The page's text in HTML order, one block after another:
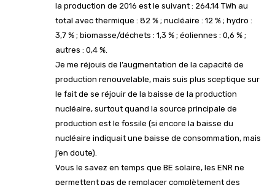
la production de 2016 est le suivant : 264,14 TWh au
total avec thermique : 82 % ; nucléaire : 12 % ; hydro :
3,7 % ; biomasse/déchets : 1,3 % ; éoliennes : 0,6 % ;
autres : 0,4 %.
Je me réjouis de l’augmentation de la capacité de
production renouvelable, mais suis plus sceptique sur
le fait de se réjouir de la baisse de la production
nucléaire, surtout quand la source principale de
production est le fossile (si encore la baisse du
nucléaire indiquait une baisse de consommation, mais
j’en doute).
Vous le savez en temps que BE solaire, les ENR ne
permettent pas de remplacer complètement des